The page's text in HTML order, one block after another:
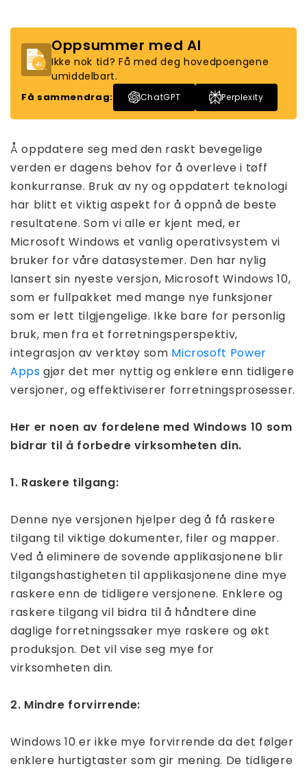
Oppsummer med AI
Ikke nok tid? Få med deg hovedpoengene
umiddelbart.
Få sammendrag: ChatGPT Perplexity
Å oppdatere seg med den raskt bevegelige
verden er dagens behov for å overleve i tøff
konkurranse. Bruk av ny og oppdatert teknologi
har blitt et viktig aspekt for å oppnå de beste
resultatene. Som vi alle er kjent med, er
Microsoft Windows et vanlig operativsystem vi
bruker for våre datasystemer. Den har nylig
lansert sin nyeste versjon, Microsoft Windows 10,
som er fullpakket med mange nye funksjoner
som er lett tilgjengelige. Ikke bare for personlig
bruk, men fra et forretningsperspektiv,
integrasjon av verktøy som Microsoft Power
Appsgjør det mer nyttig og enklere enn tidligere
versjoner, og effektiviserer forretningsprosesser.
Her er noen av fordelene med Windows 10 som
bidrar til å forbedre virksomheten din.
1. Raskere tilgang:
Denne nye versjonen hjelper deg å få raskere
tilgang til viktige dokumenter, filer og mapper.
Ved å eliminere de sovende applikasjonene blir
tilgangshastigheten til applikasjonene dine mye
raskere enn de tidligere versjonene. Enklere og
raskere tilgang vil bidra til å håndtere dine
daglige forretningssaker mye raskere og økt
produksjon. Det vil vise seg mye for
virksomheten din.
2. Mindre forvirrende:
Windows 10 er ikke mye forvirrende da det følger
enklere hurtigtaster som gir mening. De tidligere